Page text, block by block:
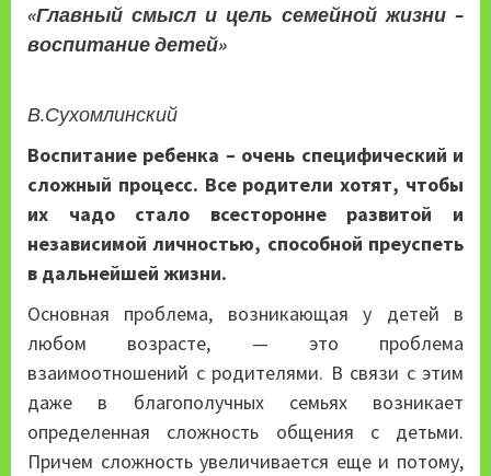
«Главный смысл и цель семейной жизни –
воспитание детей»
В.Сухомлинский
Воспитание ребенка – очень специфический и
сложный процесс. Все родители хотят, чтобы
их чадо стало всесторонне развитой и
независимой личностью, способной преуспеть
в дальнейшей жизни.
Основная проблема, возникающая у детей в
любом возрасте, — это проблема
взаимоотношений с родителями. В связи с этим
даже в благополучных семьях возникает
определенная сложность общения с детьми.
Причем сложность увеличивается еще и потому,